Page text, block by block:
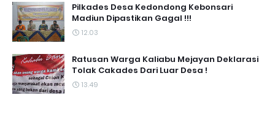
Pilkades Desa Kedondong Kebonsari
Madiun Dipastikan Gagal !!!
12.03
Ratusan Warga Kaliabu Mejayan Deklarasi
Tolak Cakades Dari Luar Desa !
13.49